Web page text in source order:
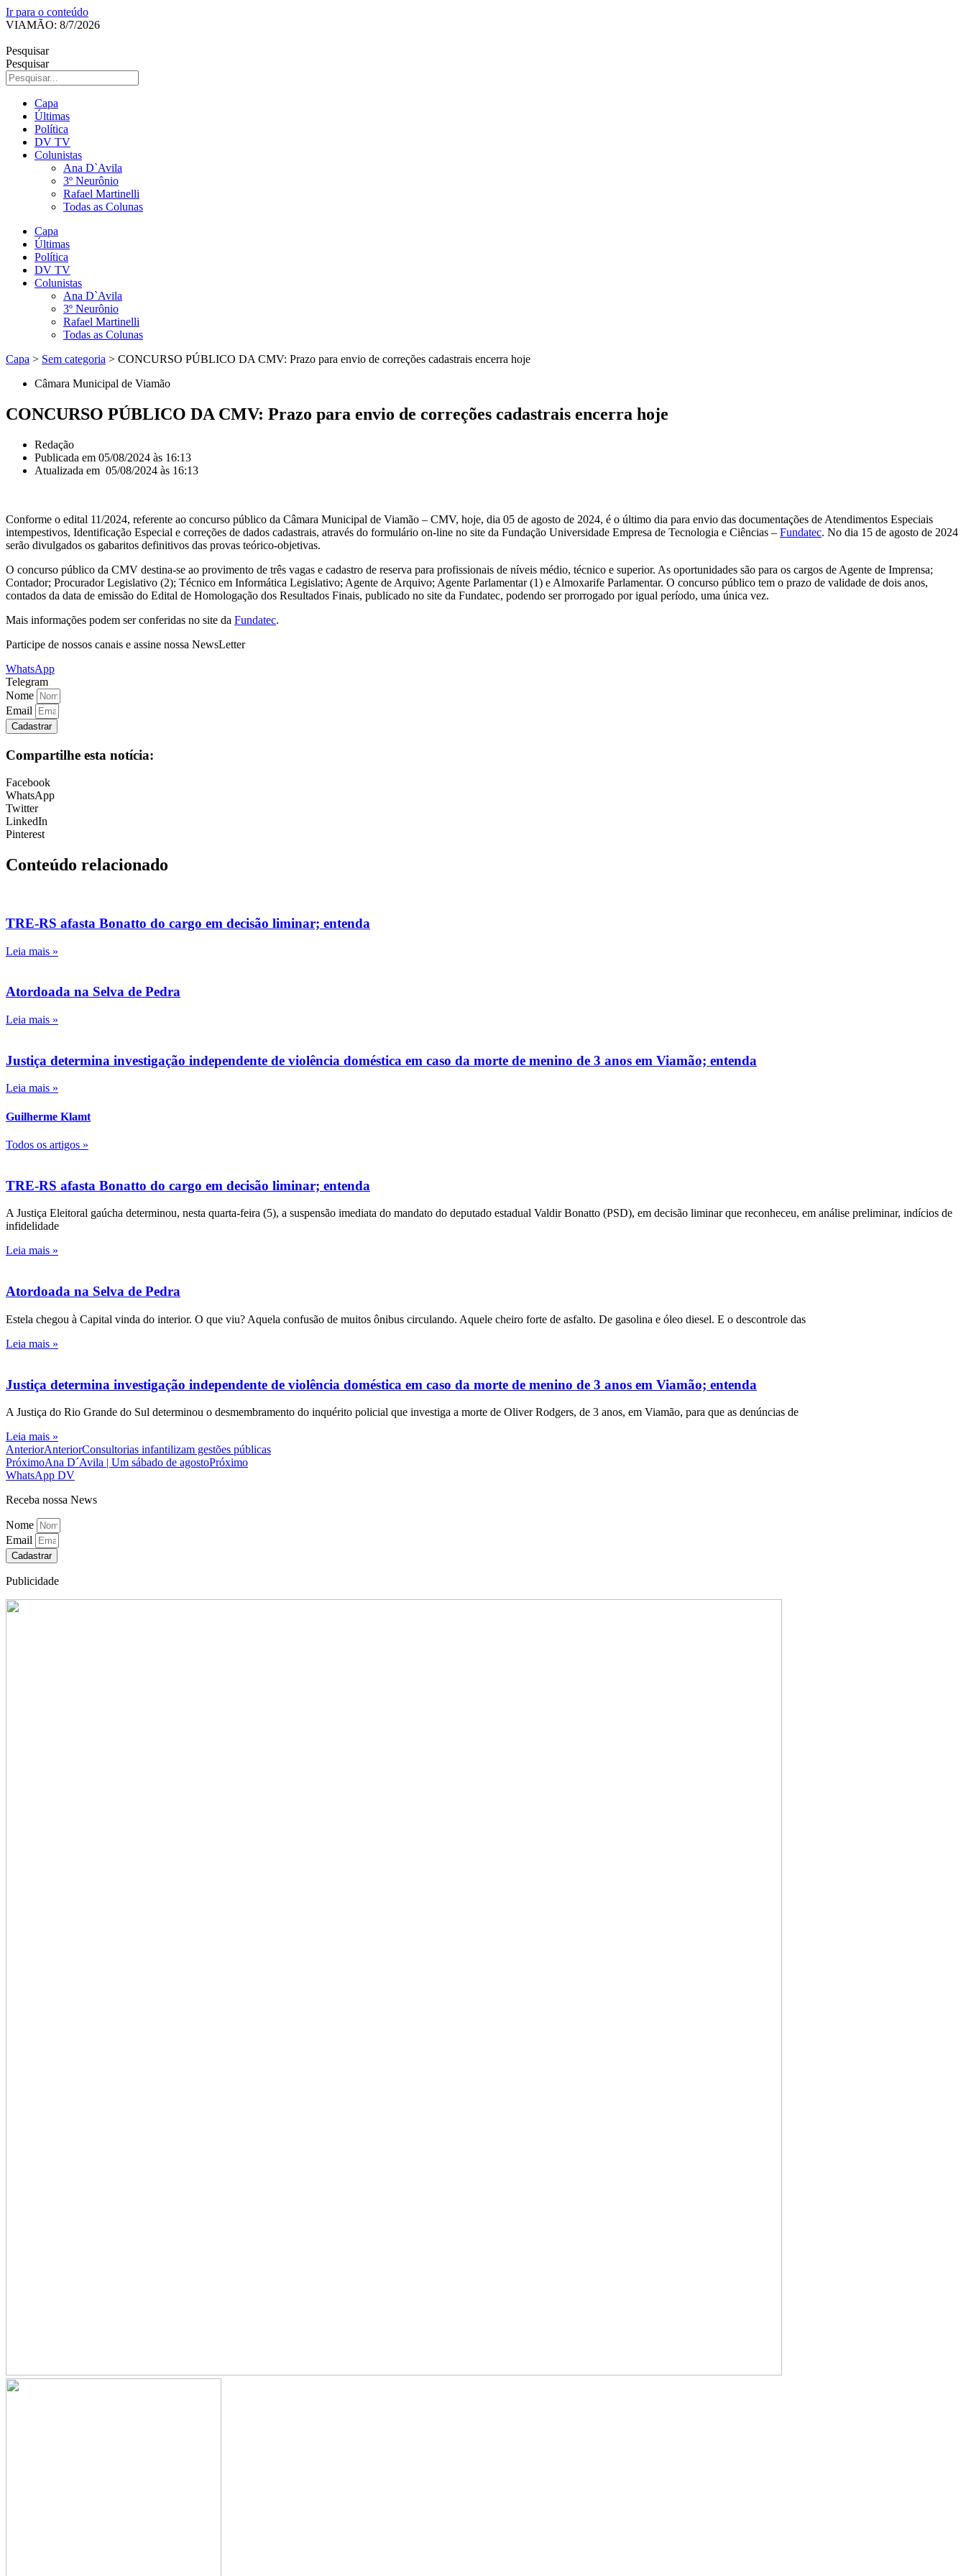
Ir para o conteúdo
VIAMÃO: 8/7/2026
Pesquisar
Pesquisar
Capa
Últimas
Política
DV TV
Colunistas
Ana D`Avila
3º Neurônio
Rafael Martinelli
Todas as Colunas
Capa
Últimas
Política
DV TV
Colunistas
Ana D`Avila
3º Neurônio
Rafael Martinelli
Todas as Colunas
Capa > Sem categoria > CONCURSO PÚBLICO DA CMV: Prazo para envio de correções cadastrais encerra hoje
Câmara Municipal de Viamão
CONCURSO PÚBLICO DA CMV: Prazo para envio de correções cadastrais encerra hoje
Redação
Publicada em 05/08/2024 às 16:13
Atualizada em 05/08/2024 às 16:13
Conforme o edital 11/2024, referente ao concurso público da Câmara Municipal de Viamão – CMV, hoje, dia 05 de agosto de 2024, é o último dia para envio das documentações de Atendimentos Especiais
intempestivos, Identificação Especial e correções de dados cadastrais, através do formulário on-line no site da Fundação Universidade Empresa de Tecnologia e Ciências – Fundatec. No dia 15 de agosto de 2024
serão divulgados os gabaritos definitivos das provas teórico-objetivas.
O concurso público da CMV destina-se ao provimento de três vagas e cadastro de reserva para profissionais de níveis médio, técnico e superior. As oportunidades são para os cargos de Agente de Imprensa;
Contador; Procurador Legislativo (2); Técnico em Informática Legislativo; Agente de Arquivo; Agente Parlamentar (1) e Almoxarife Parlamentar. O concurso público tem o prazo de validade de dois anos,
contados da data de emissão do Edital de Homologação dos Resultados Finais, publicado no site da Fundatec, podendo ser prorrogado por igual período, uma única vez.
Mais informações podem ser conferidas no site da Fundatec.
Participe de nossos canais e assine nossa NewsLetter
WhatsApp
Telegram
Nome
Email
Cadastrar
Compartilhe esta notícia:
Facebook
WhatsApp
Twitter
LinkedIn
Pinterest
Conteúdo relacionado
TRE-RS afasta Bonatto do cargo em decisão liminar; entenda
Leia mais »
Atordoada na Selva de Pedra
Leia mais »
Justiça determina investigação independente de violência doméstica em caso da morte de menino de 3 anos em Viamão; entenda
Leia mais »
Guilherme Klamt
Todos os artigos »
TRE-RS afasta Bonatto do cargo em decisão liminar; entenda
A Justiça Eleitoral gaúcha determinou, nesta quarta-feira (5), a suspensão imediata do mandato do deputado estadual Valdir Bonatto (PSD), em decisão liminar que reconheceu, em análise preliminar, indícios de
infidelidade
Leia mais »
Atordoada na Selva de Pedra
Estela chegou à Capital vinda do interior. O que viu? Aquela confusão de muitos ônibus circulando. Aquele cheiro forte de asfalto. De gasolina e óleo diesel. E o descontrole das
Leia mais »
Justiça determina investigação independente de violência doméstica em caso da morte de menino de 3 anos em Viamão; entenda
A Justiça do Rio Grande do Sul determinou o desmembramento do inquérito policial que investiga a morte de Oliver Rodgers, de 3 anos, em Viamão, para que as denúncias de
Leia mais »
AnteriorAnteriorConsultorias infantilizam gestões públicas
PróximoAna D´Avila | Um sábado de agostoPróximo
WhatsApp DV
Receba nossa News
Nome
Email
Cadastrar
Publicidade